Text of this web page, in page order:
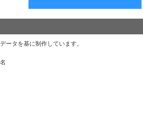
ータを基に制作しています。